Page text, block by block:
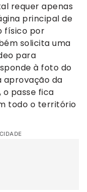
requer apenas
principal de
físico por
solicita uma
para
à foto do
aprovação da
passe fica
todo o território